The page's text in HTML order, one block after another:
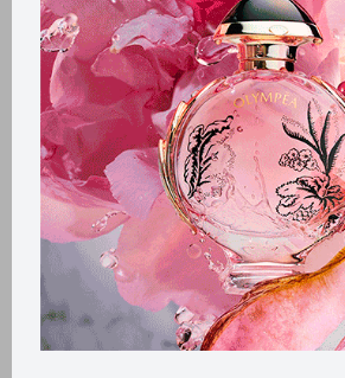
Retiros gratuitos en
Productos que te